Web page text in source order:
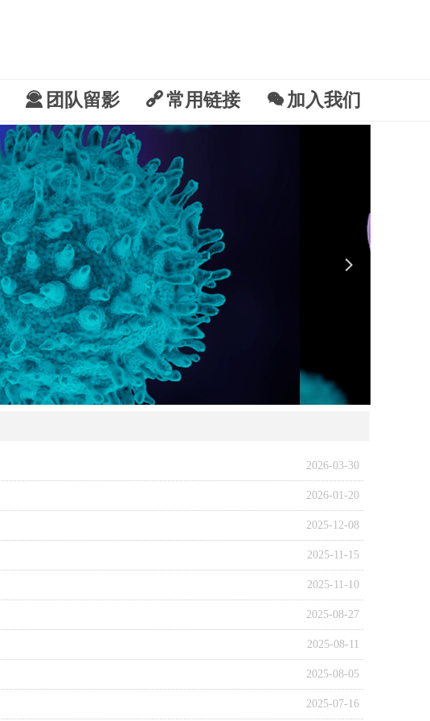
끤 团队留影 끑常用链接 너 加入我们
넲
2026-03-30
2026-01-20
2025-12-08
2025-11-15
2025-11-10
2025-08-27
2025-08-11
2025-08-05
2025-07-16